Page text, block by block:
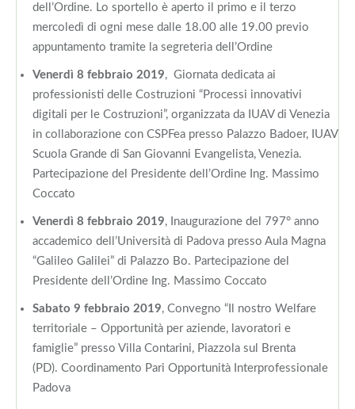
dell’Ordine. Lo sportello è aperto il primo e il terzo
mercoledì di ogni mese dalle 18.00 alle 19.00 previo
appuntamento tramite la segreteria dell’Ordine
Venerdì 8 febbraio 2019, Giornata dedicata ai
professionisti delle Costruzioni “Processi innovativi
digitali per le Costruzioni”, organizzata da IUAV di Venezia
in collaborazione con CSPFea presso Palazzo Badoer, IUAV
Scuola Grande di San Giovanni Evangelista, Venezia.
Partecipazione del Presidente dell’Ordine Ing. Massimo
Coccato
Venerdì 8 febbraio 2019, Inaugurazione del 797° anno
accademico dell’Università di Padova presso Aula Magna
“Galileo Galilei” di Palazzo Bo. Partecipazione del
Presidente dell’Ordine Ing. Massimo Coccato
Sabato 9 febbraio 2019, Convegno “Il nostro Welfare
territoriale – Opportunità per aziende, lavoratori e
famiglie” presso Villa Contarini, Piazzola sul Brenta
(PD). Coordinamento Pari Opportunità Interprofessionale
Padova